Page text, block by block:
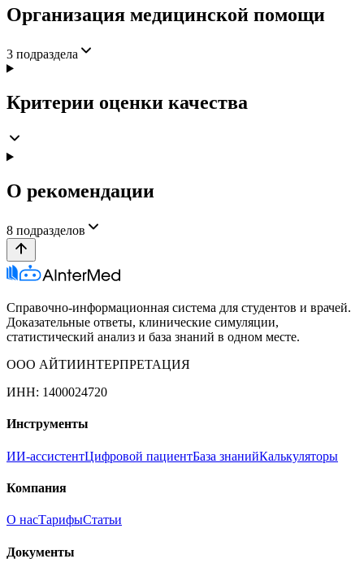
Организация медицинской помощи
3 подраздела
Критерии оценки качества
О рекомендации
8 подразделов
Справочно-информационная система для студентов и врачей.
Доказательные ответы, клинические симуляции,
статистический анализ и база знаний в одном месте.
ООО АЙТИИНТЕРПРЕТАЦИЯ
ИНН: 1400024720
Инструменты
ИИ-ассистентЦифровой пациентБаза знанийКалькуляторы
Компания
О насТарифыСтатьи
Документы